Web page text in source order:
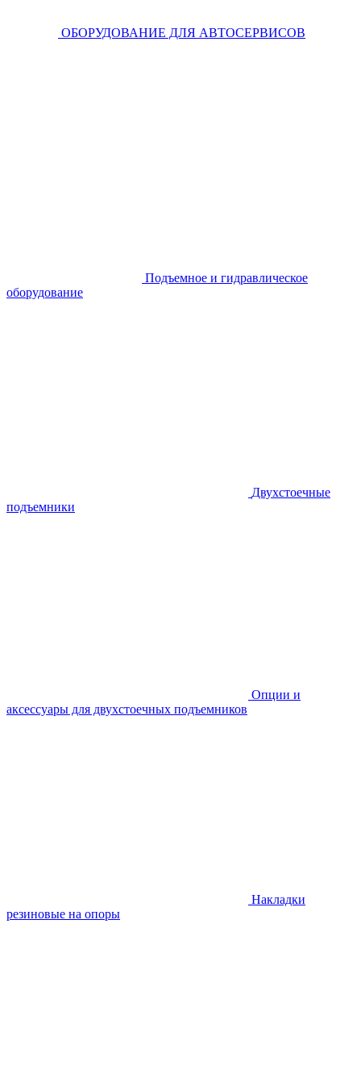
ОБОРУДОВАНИЕ ДЛЯ АВТОСЕРВИСОВ
Подъемное и гидравлическое
оборудование
Двухстоечные
подъемники
Опции и
аксессуары для двухстоечных подъемников
Накладки
резиновые на опоры